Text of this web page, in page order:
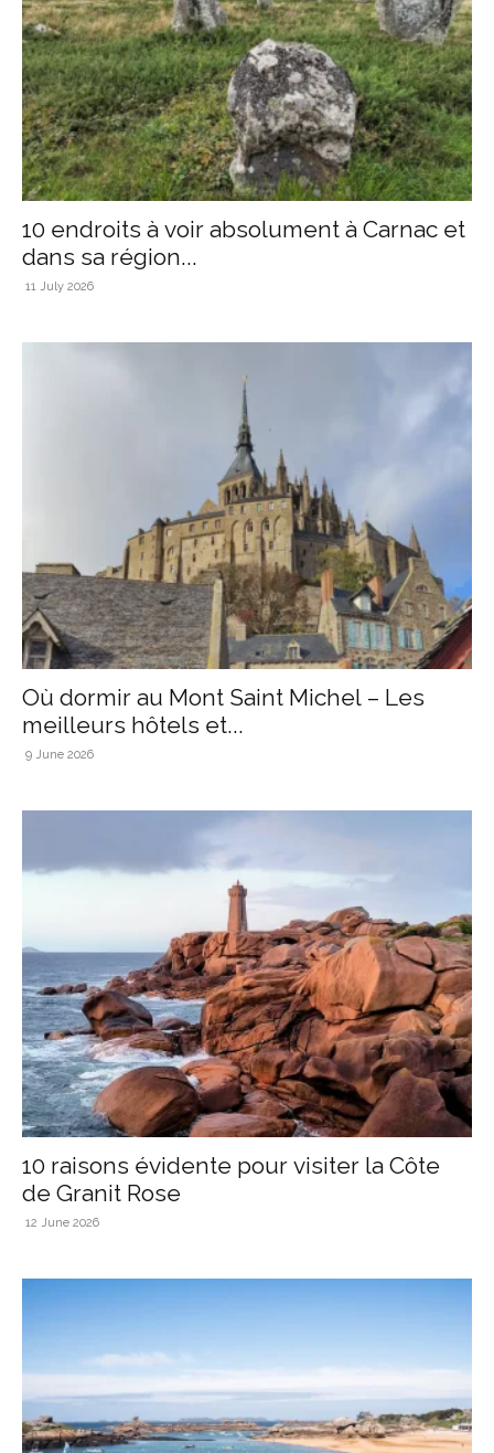
10 endroits à voir absolument à Carnac et
dans sa région...
11 July 2026
Où dormir au Mont Saint Michel – Les
meilleurs hôtels et...
9 June 2026
10 raisons évidente pour visiter la Côte
de Granit Rose
12 June 2026